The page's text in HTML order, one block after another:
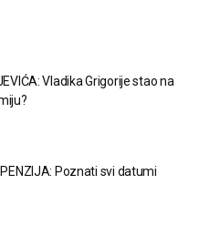
Vladika Grigorije stao na
Poznati svi datumi